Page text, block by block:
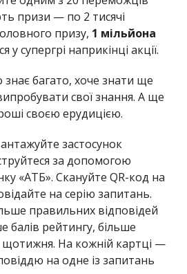
призи — по 2 тисячі
призу, 1 мільйона
у супергрі наприкінці акції.
багато, хоче знати ще
свої знання. А ще
своєю ерудицією.
застосунок
за допомогою
«АТБ». Скануйте QR-код на
на серію запитань.
правильних відповідей
балів рейтингу, більше
щотижня. На кожній картці —
на одне із запитань